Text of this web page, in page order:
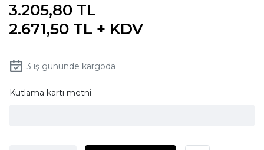
2.671,50 TL + KDV
3.205,80 TL
3 iş gününde kargoda
Kutlama kartı metni